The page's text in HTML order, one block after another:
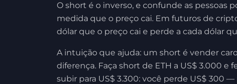
O short é o inverso, e confunde as pessoas
medida que o preço cai. Em futuros de
dólar que o preço cai e perde a cada dólar
A intuição que ajuda: um short é vender
diferença. Faça short de ETH a US$ 3.000 e
subir para US$ 3.300: você perde US$ 300